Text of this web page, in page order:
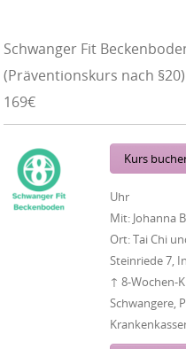
Schwanger Fit
(Präventionskurs nach
169€
Kurs
Uhr
Mit: Johanna
Ort:Tai Chi
Steinriede 7,
↑ 8-Wochen-
Schwangere,